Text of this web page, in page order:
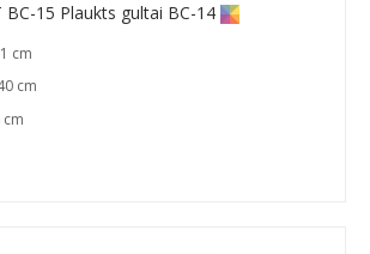
BC-15 Plaukts gultai BC-14
cm
cm
cm